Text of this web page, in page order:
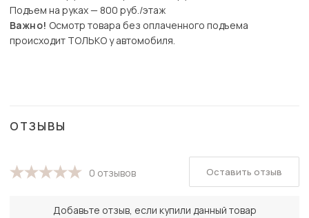
Подъем на руках — 800 руб./этаж
Важно! Осмотр товара без оплаченного подъема
происходит ТОЛЬКО у автомобиля.
ОТЗЫВЫ
0 отзывов
Добавьте отзыв, если купили данный товар
Оставить отзыв